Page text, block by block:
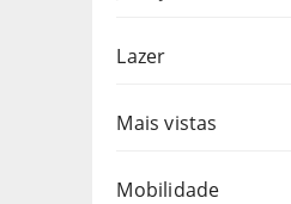
Lazer
Mais vistas
Mobilidade